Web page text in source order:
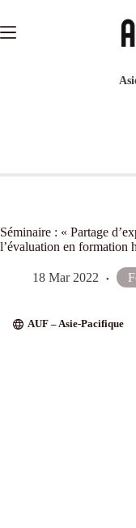
contenu
Séminaire : « Partage
l’évaluation en formation
18 Mar 2022
AUF – Asie-Pacifique